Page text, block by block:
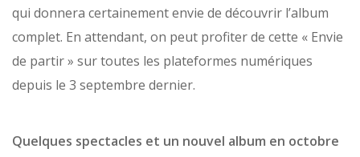
qui donnera certainement envie de découvrir l’album
complet. En attendant, on peut profiter de cette « Envie
de partir » sur toutes les plateformes numériques
depuis le 3 septembre dernier.
Quelques spectacles et un nouvel album en octobre